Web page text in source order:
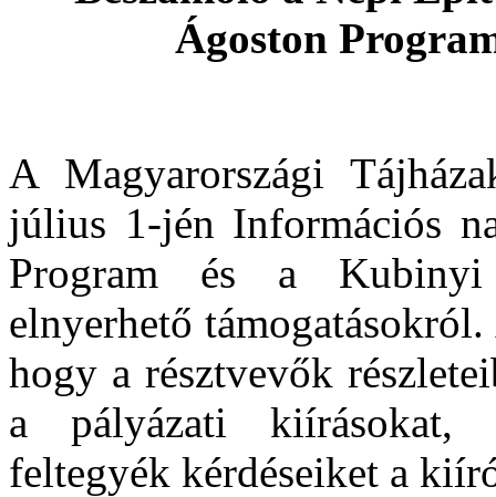
Ágoston
A Magyarországi
július 1-jén Információs
Program és a Kubinyi
elnyerhető
hogy a résztvevők
a pályázati kiírásokat,
feltegyék kérdéseiket a